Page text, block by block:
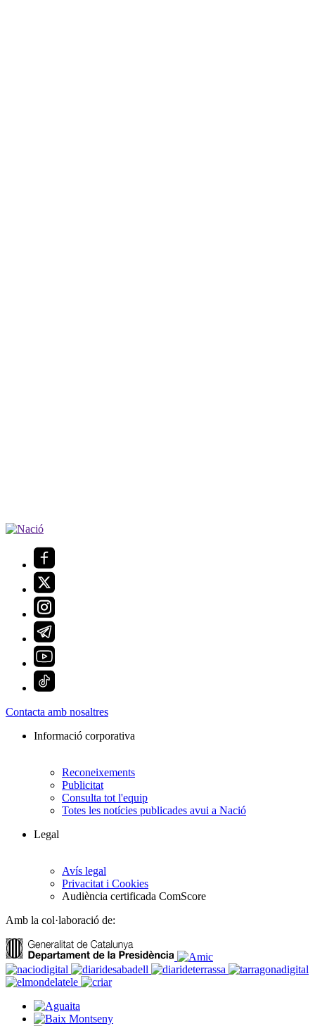
Contacta amb nosaltres
Informació corporativa
Reconeixements
Publicitat
Consulta tot l'equip
Totes les notícies publicades avui a Nació
Legal
Avís legal
Privacitat i Cookies
Audiència certificada ComScore
Amb la col·laboració de: